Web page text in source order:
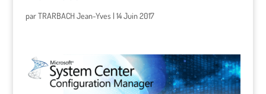
parTRARBACH Jean-Yves | 14 Juin 2017